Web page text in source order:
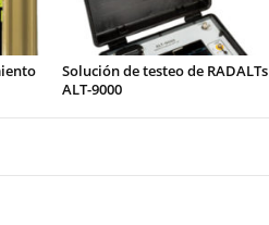
Solución de testeo de RADALTs
ALT-9000